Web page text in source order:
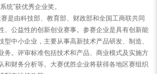
统”获优秀企业奖。
由科技部、教育部、财政部和全国工商联共同
、公益性的创新创业赛事。参赛企业是具有创新能
型中小企业，主要从事高新技术产品研发、制造、
务。评审标准包括技术和产品、商业模式及实施方
和财务分析等。大赛优胜企业将获得各地区赛组织